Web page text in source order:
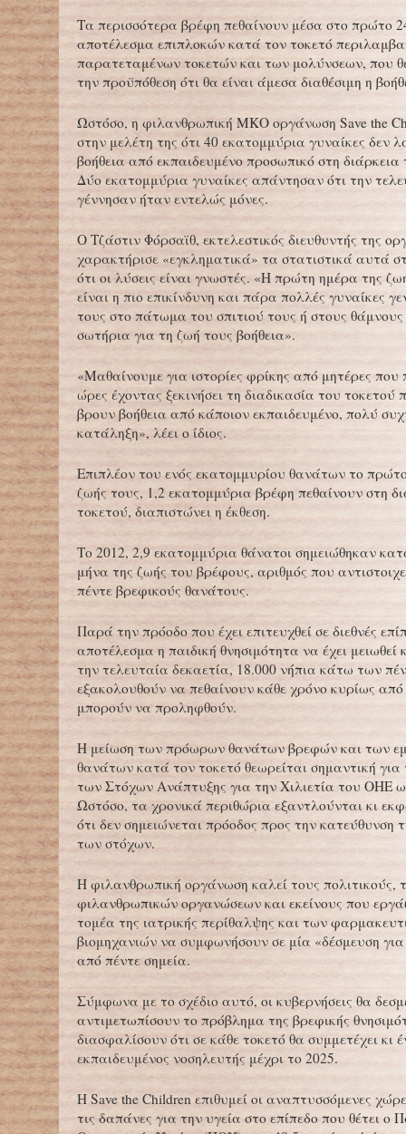
Τα περισσότερα βρέφη πεθαίνουν μέσα στο πρώτο
αποτέλεσμα επιπλοκών κατά τον τοκετό
παρατεταμένων τοκετών και των μολύνσεων, που
την προϋπόθεση ότι θα είναι άμεσα διαθέσιμη η
Ωστόσο, η φιλανθρωπική ΜΚΟ οργάνωση Save the
στην μελέτη της ότι 40 εκατομμύρια γυναίκες δεν
βοήθεια από εκπαιδευμένο προσωπικό στη διάρκεια
Δύο εκατομμύρια γυναίκες απάντησαν ότι την
γέννησαν ήταν εντελώς μόνες.
Ο Τζάστιν Φόρσαϊθ, εκτελεστικός διευθυντής της
χαρακτήρισε «εγκληματικά» τα στατιστικά αυτά
ότι οι λύσεις είναι γνωστές. «Η πρώτη ημέρα της
είναι η πιο επικίνδυνη και πάρα πολλές γυναίκες
τους στο πάτωμα του σπιτιού τους ή στους
σωτήρια για τη ζωή τους βοήθεια».
«Μαθαίνουμε για ιστορίες φρίκης από μητέρες που
ώρες έχοντας ξεκινήσει τη διαδικασία του τοκετού
βρουν βοήθεια από κάποιον εκπαιδευμένο, πολύ
κατάληξη», λέει ο ίδιος.
Επιπλέον του ενός εκατομμυρίου θανάτων το
ζωής τους, 1,2 εκατομμύρια βρέφη πεθαίνουν στη
τοκετού, διαπιστώνει η έκθεση.
Το 2012, 2,9 εκατομμύρια θάνατοι σημειώθηκαν
μήνα της ζωής του βρέφους, αριθμός που
πέντε βρεφικούς θανάτους.
Παρά την πρόοδο που έχει επιτευχθεί σε διεθνές
αποτέλεσμα η παιδική θνησιμότητα να έχει μειωθεί
την τελευταία δεκαετία, 18.000 νήπια κάτω των
εξακολουθούν να πεθαίνουν κάθε χρόνο κυρίως από
μπορούν να προληφθούν.
Η μείωση των πρόωρων θανάτων βρεφών και των
θανάτων κατά τον τοκετό θεωρείται σημαντική για
των Στόχων Ανάπτυξης για την Χιλιετία του ΟΗΕ
Ωστόσο, τα χρονικά περιθώρια εξαντλούνται κι
ότι δεν σημειώνεται πρόοδος προς την κατεύθυνση
των στόχων.
Η φιλανθρωπική οργάνωση καλεί τους πολιτικούς,
φιλανθρωπικών οργανώσεων και εκείνους που
τομέα της ιατρικής περίθαλψης και των
βιομηχανιών να συμφωνήσουν σε μία «δέσμευση
από πέντε σημεία.
Σύμφωνα με το σχέδιο αυτό, οι κυβερνήσεις θα
αντιμετωπίσουν το πρόβλημα της βρεφικής
διασφαλίσουν ότι σε κάθε τοκετό θα συμμετέχει κι
εκπαιδευμένος νοσηλευτής μέχρι το 2025.
Η Save the Children επιθυμεί οι αναπτυσσόμενες
τις δαπάνες για την υγεία στο επίπεδο που θέτει ο